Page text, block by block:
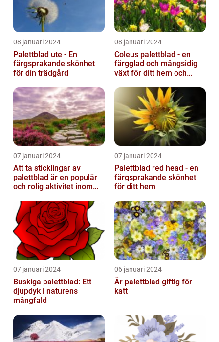
08 januari 2024
Palettblad ute - En
färgsprakande skönhet
för din trädgård
08 januari 2024
Coleus palettblad - en
färgglad och mångsidig
växt för ditt hem och
07 januari 2024
Att ta sticklingar av
palettblad är en populär
och rolig aktivitet inom
07 januari 2024
Palettblad red head - en
färgsprakande skönhet
för ditt hem
07 januari 2024
Buskiga palettblad: Ett
djupdyk i naturens
mångfald
06 januari 2024
Är palettblad giftig för
katt